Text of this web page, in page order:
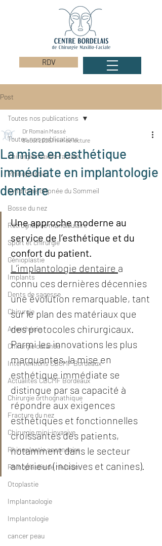
RDV
Post
Toutes nos publications
Chirurgie maxillo-faciale
Rhinoplastie
Syndrome d'Apnée du Sommeil
Bosse du nez
Rétrognathie mandibulaire
Sport et chirurgie
Génioplastie
Implants
Dents de sagesse
Chirurgie
Anesthésie
Chirurgie cutanée
Interventions CBCMF Bordeaux
Actualités CBCMF Bordeaux
Chirurgie orthognathique
Fracture du nez
Chirurgie mini-invasive
Rhinoplastie secondaire
Rhinoplastie de révision
Otoplastie
Implantaologie
Implantologie
cancer peau
Toutes nos publications
La mise en esthétique
immédiate en implantologie
dentaire
Dr Romain Massé
8 août 20251 min de lecture
Une approche moderne au
service de l’esthétique et du
confort du patient.
L’implantologie dentaire a
connu ces dernières décennies
une évolution remarquable, tant
sur le plan des matériaux que
des protocoles chirurgicaux.
Parmi les innovations les plus
marquantes, la mise en
esthétique immédiate se
distingue par sa capacité à
répondre aux exigences
esthétiques et fonctionnelles
croissantes des patients,
notamment dans le secteur
antérieur (incisives et canines).